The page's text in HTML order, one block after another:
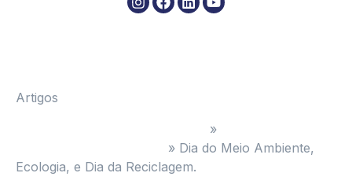
Artigos
»
» Dia do Meio Ambiente,
Ecologia, e Dia da Reciclagem.